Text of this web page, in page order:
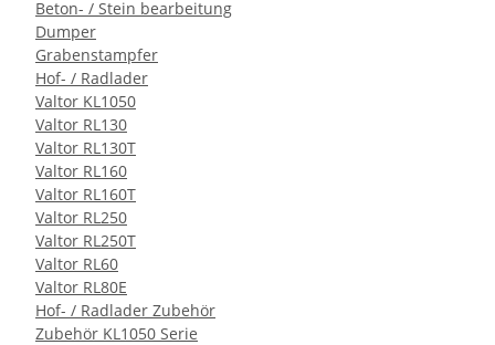
Beton- / Stein bearbeitung
Dumper
Grabenstampfer
Hof- / Radlader
Valtor KL1050
Valtor RL130
Valtor RL130T
Valtor RL160
Valtor RL160T
Valtor RL250
Valtor RL250T
Valtor RL60
Valtor RL80E
Hof- / Radlader Zubehör
Zubehör KL1050 Serie